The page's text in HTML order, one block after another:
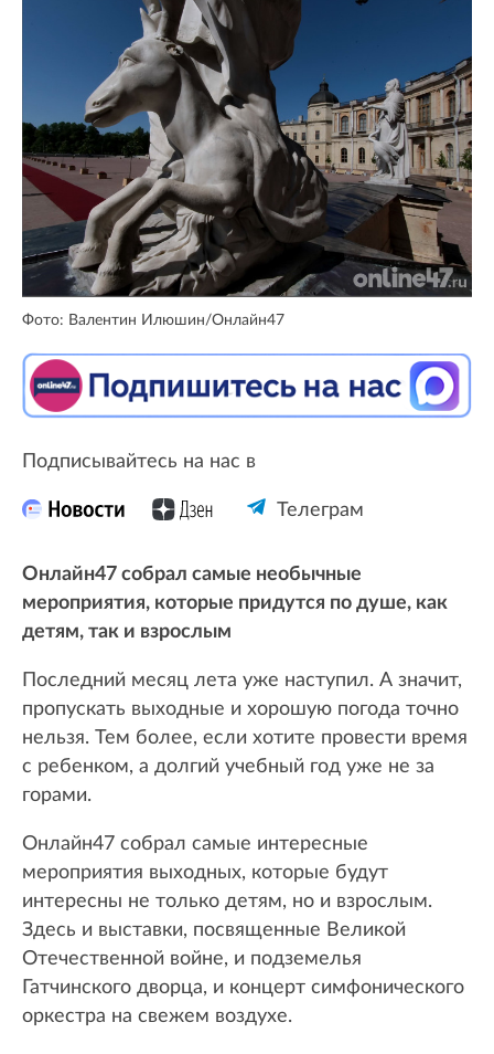
Фото: Валентин Илюшин/Онлайн47
Подписывайтесь на нас в
Телеграм
Онлайн47 собрал самые необычные
мероприятия, которые придутся по душе, как
детям, так и взрослым
Последний месяц лета уже наступил. А значит,
пропускать выходные и хорошую погода точно
нельзя. Тем более, если хотите провести время
с ребенком, а долгий учебный год уже не за
горами.
Онлайн47 собрал самые интересные
мероприятия выходных, которые будут
интересны не только детям, но и взрослым.
Здесь и выставки, посвященные Великой
Отечественной войне, и подземелья
Гатчинского дворца, и концерт симфонического
оркестра на свежем воздухе.